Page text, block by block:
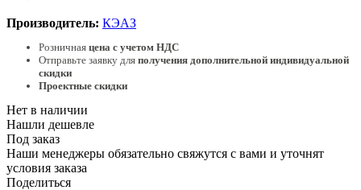
Производитель: КЭАЗ
Розничная цена с учетом НДС
Отправьте заявку для получения дополнительной индивидуальной
скидки
Проектные скидки
Нет в наличии
Нашли дешевле
Под заказ
Наши менеджеры обязательно свяжутся с вами и уточнят
условия заказа
Поделиться